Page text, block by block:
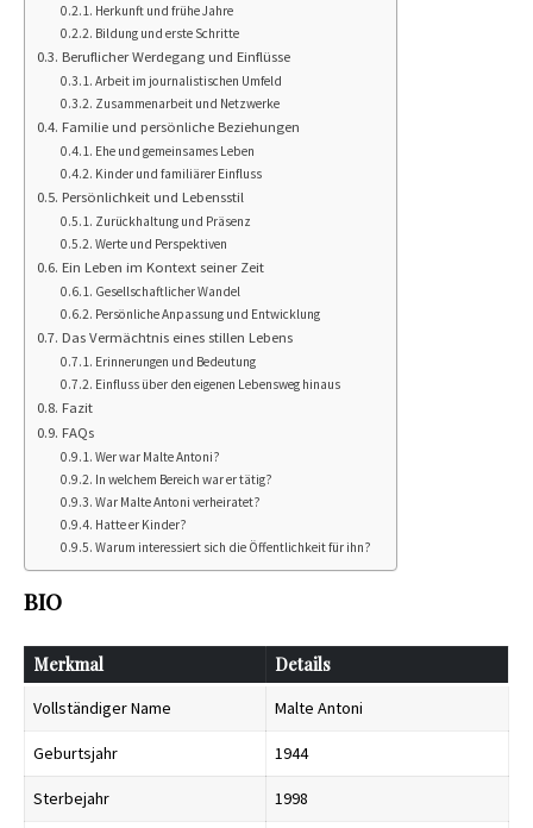
Herkunft und frühe Jahre
Bildung und erste Schritte
Beruflicher Werdegang und Einflüsse
Arbeit im journalistischen Umfeld
Zusammenarbeit und Netzwerke
Familie und persönliche Beziehungen
Ehe und gemeinsames Leben
Kinder und familiärer Einfluss
Persönlichkeit und Lebensstil
Zurückhaltung und Präsenz
Werte und Perspektiven
Ein Leben im Kontext seiner Zeit
Gesellschaftlicher Wandel
Persönliche Anpassung und Entwicklung
Das Vermächtnis eines stillen Lebens
Erinnerungen und Bedeutung
Einfluss über den eigenen Lebensweg hinaus
Fazit
FAQs
Wer war Malte Antoni?
In welchem Bereich war er tätig?
War Malte Antoni verheiratet?
Hatte er Kinder?
Warum interessiert sich die Öffentlichkeit für ihn?
BIO
Merkmal Details
Vollständiger Name Malte Antoni
Geburtsjahr 1944
Sterbejahr 1998